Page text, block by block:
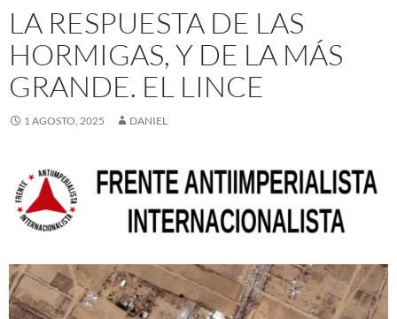
LA RESPUESTA DE LAS
HORMIGAS, Y DE LA MÁS
GRANDE. EL LINCE
1 AGOSTO, 2025 DANIEL